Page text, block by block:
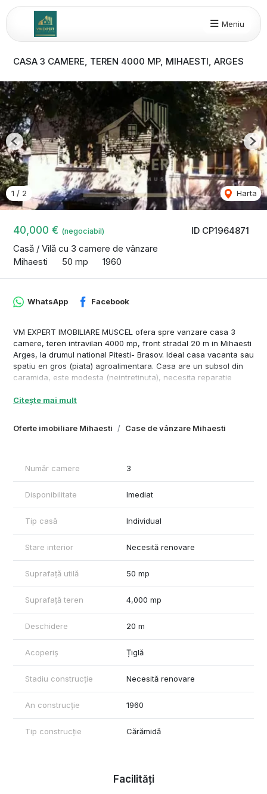
Meniu
CASA 3 CAMERE, TEREN 4000 MP, MIHAESTI, ARGES
ID CP1964871
40,000 € (negociabil)
Casă / Vilă cu 3 camere de vânzare
Mihaesti
50 mp 1960
1 / 2 Harta
Previous
Oferte imobiliare Mihaesti Case de vânzare Mihaesti
WhatsApp Facebook
VM EXPERT IMOBILIARE MUSCEL ofera spre vanzare casa 3
camere, teren intravilan 4000 mp, front stradal 20 m in Mihaesti
Arges, la drumul national Pitesti- Brasov. Ideal casa vacanta sau
spatiu en gros (piata) agroalimentara. Casa are un subsol din
caramida, este modesta (neintretinuta), necesita reparatie
curent electric in casa, gaze, apa curenta in fata casei, pomi
Citește mai mult
Număr camere 3
Disponibilitate Imediat
Tip casă Individual
Stare interior Necesită renovare
Suprafață utilă 50 mp
Suprafață teren 4,000 mp
Deschidere 20 m
Acoperiș Țiglă
Stadiu construcție Necesită renovare
An construcție 1960
Tip construcție Cărămidă
Facilități